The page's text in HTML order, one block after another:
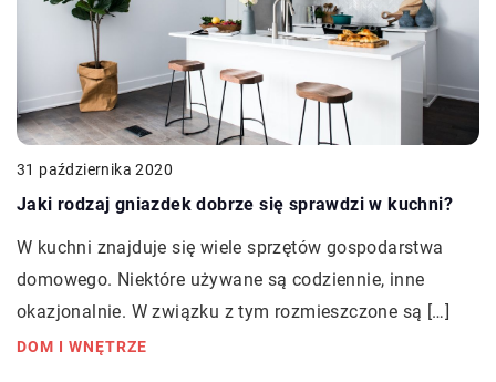
31 października 2020
Jaki rodzaj gniazdek dobrze się sprawdzi w kuchni?
W kuchni znajduje się wiele sprzętów gospodarstwa
domowego. Niektóre używane są codziennie, inne
okazjonalnie. W związku z tym rozmieszczone są […]
DOM I WNĘTRZE